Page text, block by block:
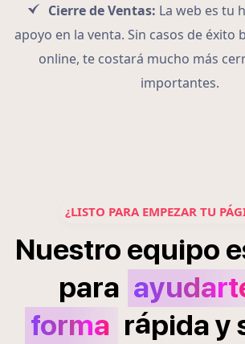
Cierre de Ventas: La web es tu
apoyo en la venta. Sin casos de éxito
online, te costará mucho más
importantes.
¿LISTO PARA EMPEZAR TU
Nuestro equipo
para
forma rápiday